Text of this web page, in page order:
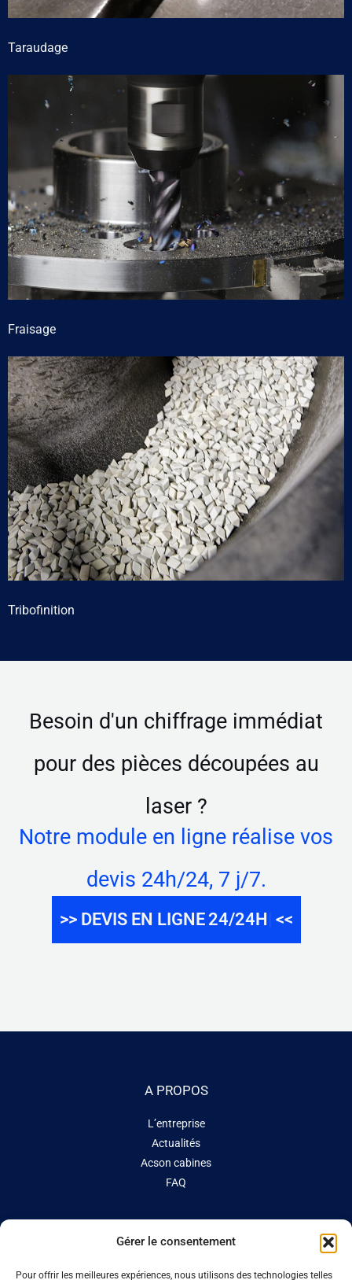
Gérer le consentement
Pour offrir les meilleures expériences, nous utilisons des technologies telles
Taraudage
Fraisage
Tribofinition
Besoin d'un chiffrage immédiat
pour des pièces découpées au
laser ?
Notre module en ligne réalise vos
devis 24h/24, 7 j/7.
>> DEVIS EN LIGNE <<
A PROPOS
L’entreprise
Actualités
Acson cabines
FAQ
CONTACT
Site de production